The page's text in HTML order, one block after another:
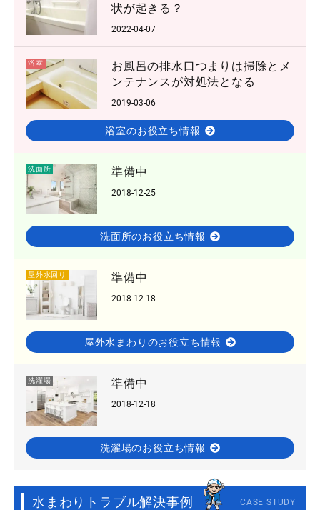
状が起きる？
2022-04-07
浴室
お風呂の排水口つまりは掃除とメ
ンテナンスが対処法となる
2019-03-06
浴室のお役立ち情報
洗面所 準備中
2018-12-25
洗面所のお役立ち情報
屋外水回り 準備中
2018-12-18
屋外水まわりのお役立ち情報
洗濯場 準備中
2018-12-18
洗濯場のお役立ち情報
水まわりトラブル解決事例 CASE STUDY